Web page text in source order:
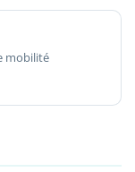
mobilité